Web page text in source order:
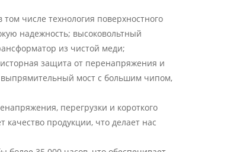
числе технология поверхностного
надежность; высоковольтный
из чистой меди;
защита от перенапряжения и
мост с большим чипом,
перегрузки и короткого
продукции, что делает нас